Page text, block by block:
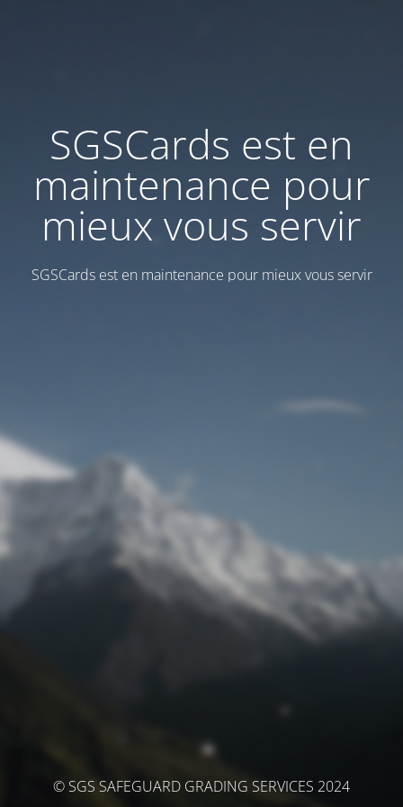
SGSCards est en
maintenance pour
mieux vous servir
SGSCards est en maintenance pour mieux vous servir
© SGS SAFEGUARD GRADING SERVICES 2024